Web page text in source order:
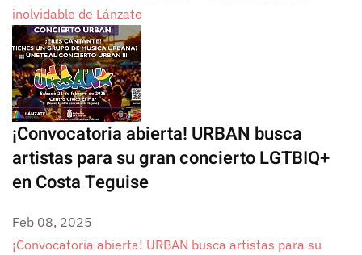
inolvidable de Lánzate
¡Convocatoria abierta! URBAN busca
artistas para su gran concierto LGTBIQ+
en Costa Teguise
Feb 08, 2025
¡Convocatoria abierta! URBAN busca artistas para su